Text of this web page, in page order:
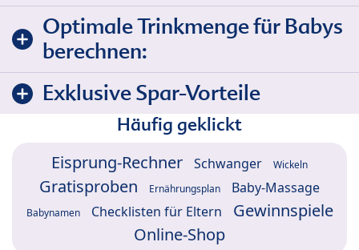
Optimale Trinkmenge für Babys
berechnen:
Exklusive Spar-Vorteile
Häufig geklickt
Eisprung-Rechner Schwanger Wickeln
Gratisproben Ernährungsplan Baby-Massage
Babynamen Checklisten für Eltern
Gewinnspiele
Online-Shop